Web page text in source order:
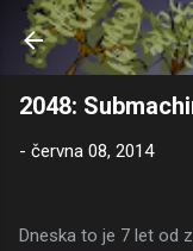
2048:
- června 08, 2014
Dneska to je 7 let od